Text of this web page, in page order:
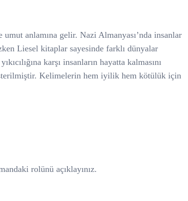
anlamına gelir. Nazi Almanyası’nda insanlar
Liesel kitaplar sayesinde farklı dünyalar
karşı insanların hayatta kalmasını
Kelimelerin hem iyilik hem kötülük için
rolünü açıklayınız.